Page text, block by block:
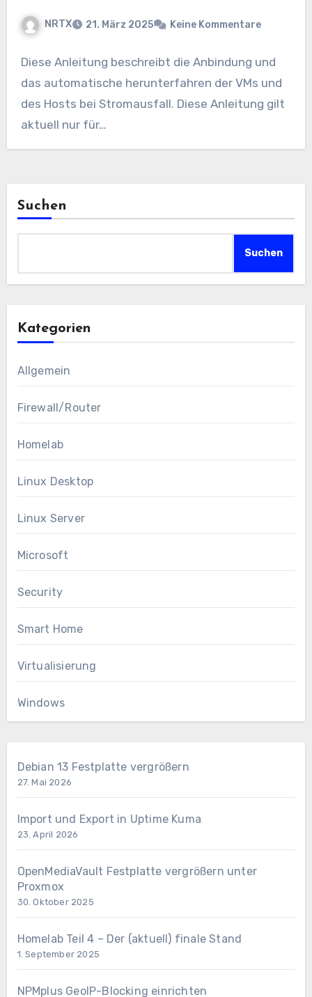
NRTX 21. März 2025 Keine Kommentare
Diese Anleitung beschreibt die Anbindung und
das automatische herunterfahren der VMs und
des Hosts bei Stromausfall. Diese Anleitung gilt
aktuell nur für…
Suchen
Suchen
Kategorien
Allgemein
Firewall/Router
Homelab
Linux Desktop
Linux Server
Microsoft
Security
Smart Home
Virtualisierung
Windows
Debian 13 Festplatte vergrößern
27. Mai 2026
Import und Export in Uptime Kuma
23. April 2026
OpenMediaVault Festplatte vergrößern unter
Proxmox
30. Oktober 2025
Homelab Teil 4 – Der (aktuell) finale Stand
1. September 2025
NPMplus GeoIP-Blocking einrichten